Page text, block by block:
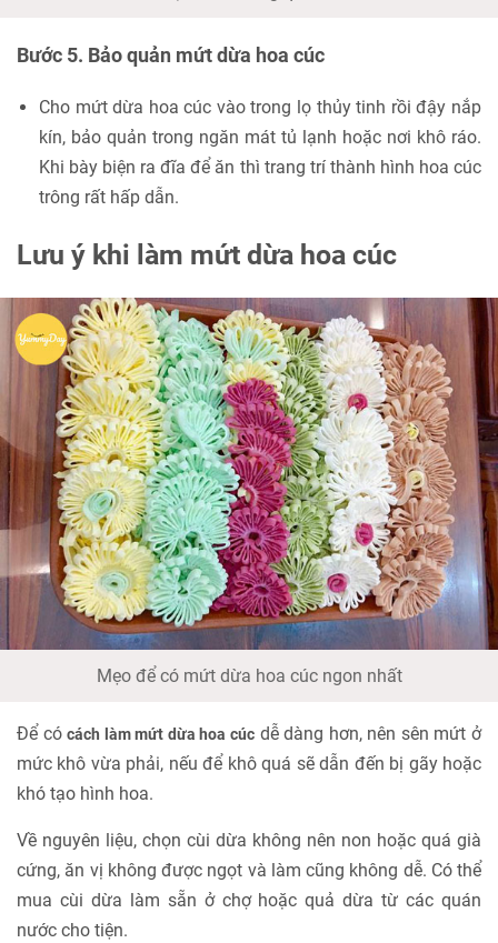
Bước 5. Bảo quản mứt dừa hoa cúc
Cho mứt dừa hoa cúc vào trong lọ thủy tinh rồi đậy nắp
kín, bảo quản trong ngăn mát tủ lạnh hoặc nơi khô ráo.
Khi bày biện ra đĩa để ăn thì trang trí thành hình hoa cúc
trông rất hấp dẫn.
Lưu ý khi làm mứt dừa hoa cúc
Mẹo để có mứt dừa hoa cúc ngon nhất
Để cócách làm mứt dừa hoa cúc dễ dàng hơn, nên sên mứt ở
mức khô vừa phải, nếu để khô quá sẽ dẫn đến bị gãy hoặc
khó tạo hình hoa.
Về nguyên liệu, chọn cùi dừa không nên non hoặc quá già
cứng, ăn vị không được ngọt và làm cũng không dễ. Có thể
mua cùi dừa làm sẵn ở chợ hoặc quả dừa từ các quán
nước cho tiện.